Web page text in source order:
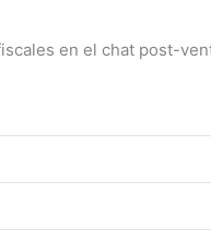
en el chat post-